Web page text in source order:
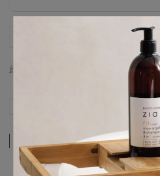
此商品 「 最高 」可以折抵紅利 點 (約
商品介紹